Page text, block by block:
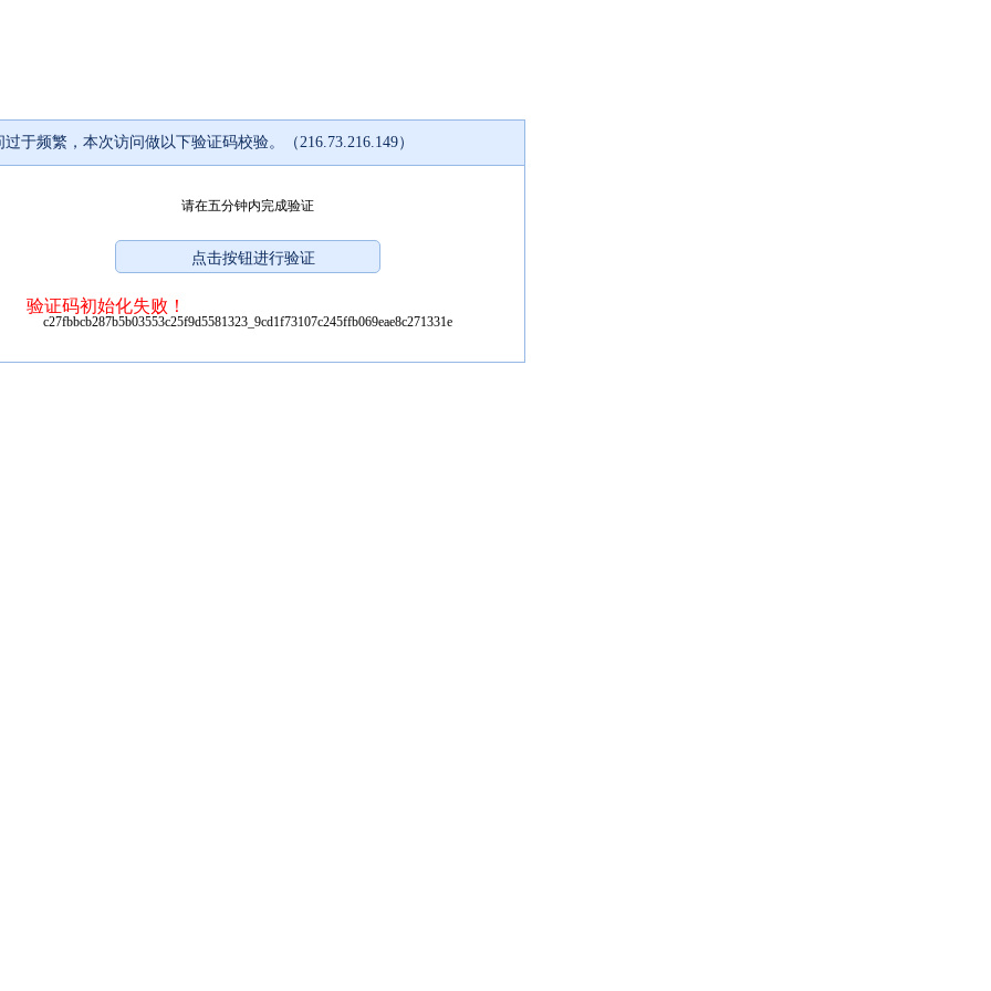
过于频繁，本次访问做以下验证码校验。（216.73.216.149）
请在五分钟内完成验证
验证码初始化失败！
c27fbbcb287b5b03553c25f9d5581323_9cd1f73107c245ffb069eae8c271331e